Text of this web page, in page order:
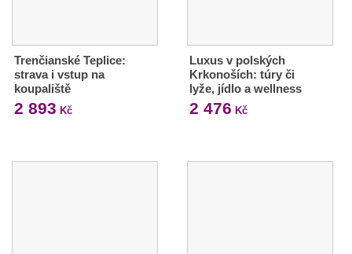
Trenčianské Teplice:
strava i vstup na
koupaliště
2 893 Kč
Luxus v polských
Krkonoších: túry či
lyže, jídlo a wellness
2 476 Kč